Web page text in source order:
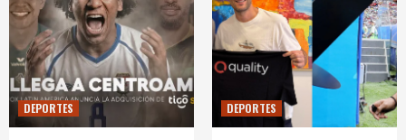
DEPORTES DEPORTES